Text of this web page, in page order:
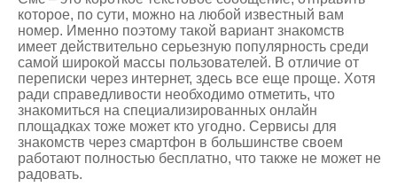
которое, по сути, можно на любой известный вам
номер. Именно поэтому такой вариант знакомств
имеет действительно серьезную популярность среди
самой широкой массы пользователей. В отличие от
переписки через интернет, здесь все еще проще. Хотя
ради справедливости необходимо отметить, что
знакомиться на специализированных онлайн
площадках тоже может кто угодно. Сервисы для
знакомств через смартфон в большинстве своем
работают полностью бесплатно, что также не может не
радовать.